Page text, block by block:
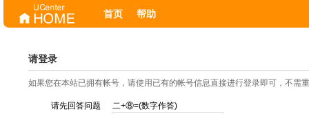
首页 帮助
请登录
如果您在本站已拥有帐号，请使用已有的帐号信息直接进行登录即可，不需
请先回答问题 二+⑧=(数字作答)